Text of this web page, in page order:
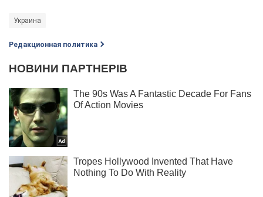
Украина
Редакционная политика